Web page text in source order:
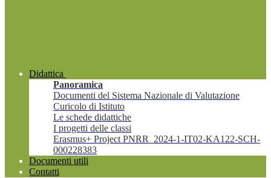
Didattica
Panoramica
Documenti del Sistema Nazionale di Valutazione
Curicolo di Istituto
Le schede didattiche
I progetti delle classi
Erasmus+ Project PNRR_2024-1-IT02-KA122-SCH-
000228383
Documenti utili
Contatti